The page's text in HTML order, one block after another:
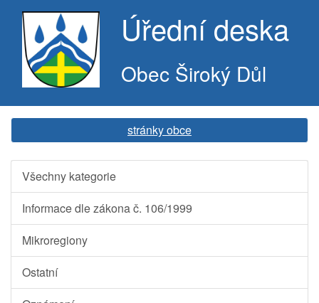
Úřední deska
Obec Široký Důl
stránky obce
Všechny kategorie
Informace dle zákona č. 106/1999
Mikroregiony
Ostatní